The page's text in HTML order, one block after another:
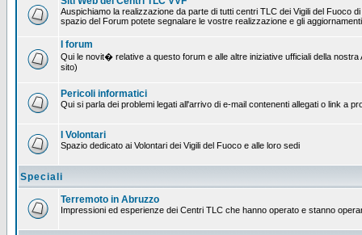
Auspichiamo la realizzazione da parte di tutti centri TLC dei Vigili del Fuoco
spazio del Forum potete segnalare le vostre realizzazione e gli
I forum
Qui le novit� relative a questo forum e alle altre iniziative ufficiali della
sito)
Pericoli informatici
Qui si parla dei problemi legati all'arrivo di e-mail contenenti allegati o link a
I Volontari
Spazio dedicato ai Volontari dei Vigili del Fuoco e alle loro sedi
Speciali
Terremoto in Abruzzo
Impressioni ed esperienze dei Centri TLC che hanno operato e stanno